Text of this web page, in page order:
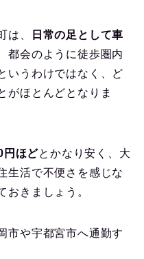
は、
日常の足として車
都会のように徒歩圏内
いうわけではなく、ど
がほとんどとなりま
円ほどとかなり安く、大
生活で不便さを感じな
おきましょう。
市や宇都宮市へ通勤す